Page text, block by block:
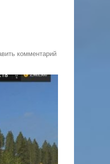
комментарий